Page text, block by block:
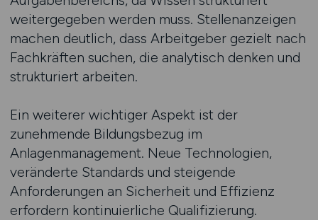
weitergegeben werden muss. Stellenanzeigen
machen deutlich, dass Arbeitgeber gezielt nach
Fachkräften suchen, die analytisch denken und
strukturiert arbeiten.
Ein weiterer wichtiger Aspekt ist der
zunehmende Bildungsbezug im
Anlagenmanagement. Neue Technologien,
veränderte Standards und steigende
Anforderungen an Sicherheit und Effizienz
erfordern kontinuierliche Qualifizierung.